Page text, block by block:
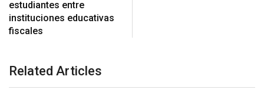
estudiantes entre
instituciones educativas
fiscales
Related Articles